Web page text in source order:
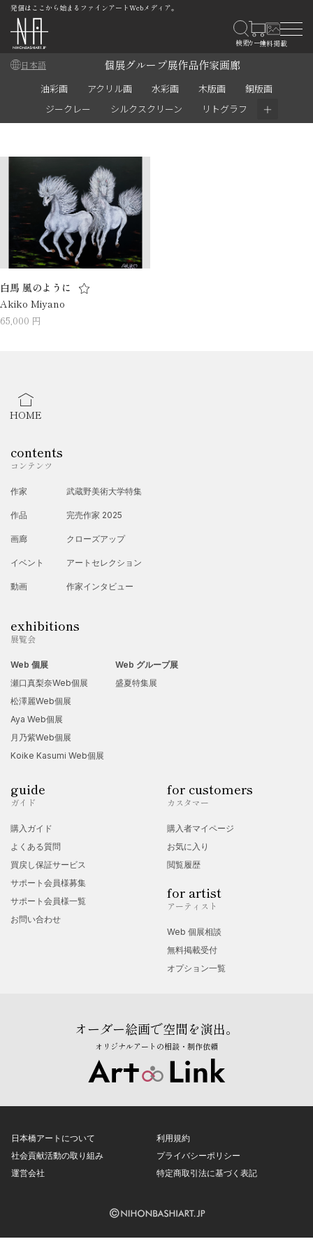
発信はここから始まるファインアートWebメディア。
日本語 個展グループ展作品作家画廊
油彩画 アクリル画 水彩画 木版画
銅版画
ジークレー
シルクスクリーン リトグラフ ＋
白馬 風のように
Akiko Miyano
65,000 円
HOME
contents
コンテンツ
作家
作品
画廊
イベント
動画
武蔵野美術大学特集
完売作家 2025
クローズアップ
アートセレクション
作家インタビュー
exhibitions
展覧会
Web 個展
瀬口真梨奈Web個展
松澤麗Web個展
Aya Web個展
月乃紫Web個展
Koike Kasumi Web個展
Web グループ展
盛夏特集展
guide
ガイド
購入ガイド
よくある質問
買戻し保証サービス
サポート会員様募集
サポート会員様一覧
お問い合わせ
for customers
カスタマー
購入者マイページ
お気に入り
閲覧履歴
for artist
アーティスト
Web 個展相談
無料掲載受付
オプション一覧
オーダー絵画で空間を演出。
オリジナルアートの相談・制作依頼
日本橋アートについて
社会貢献活動の取り組み
運営会社
利用規約
プライバシーポリシー
特定商取引法に基づく表記